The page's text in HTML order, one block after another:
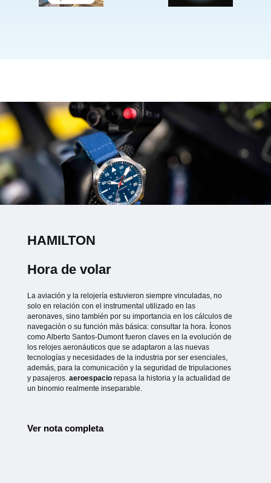
HAMILTON
Hora de volar
La aviación y la relojería estuvieron siempre vinculadas, no
solo en relación con el instrumental utilizado en las
aeronaves, sino también por su importancia en los cálculos de
navegación o su función más básica: consultar la hora. Íconos
como Alberto Santos-Dumont fueron claves en la evolución de
los relojes aeronáuticos que se adaptaron a las nuevas
tecnologías y necesidades de la industria por ser esenciales,
además, para la comunicación y la seguridad de tripulaciones
y pasajeros. aeroespacio repasa la historia y la actualidad de
un binomio realmente inseparable.
Ver nota completa